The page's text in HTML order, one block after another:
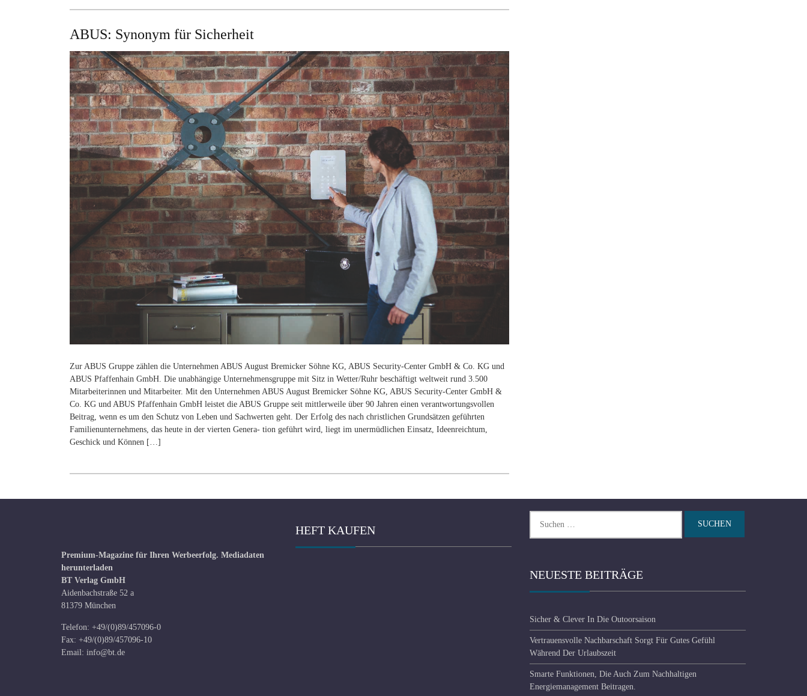
ABUS: Synonym für Sicherheit
Zur ABUS Gruppe zählen die Unternehmen ABUS August Bremicker Söhne KG, ABUS Security-Center GmbH & Co. KG und
ABUS Pfaffenhain GmbH. Die unabhängige Unternehmensgruppe mit Sitz in Wetter/Ruhr beschäftigt weltweit rund 3.500
Mitarbeiterinnen und Mitarbeiter. Mit den Unternehmen ABUS August Bremicker Söhne KG, ABUS Security-Center GmbH &
Co. KG und ABUS Pfaffenhain GmbH leistet die ABUS Gruppe seit mittlerweile über 90 Jahren einen verantwortungsvollen
Beitrag, wenn es um den Schutz von Leben und Sachwerten geht. Der Erfolg des nach christlichen Grundsätzen geführten
Familienunternehmens, das heute in der vierten Genera- tion geführt wird, liegt im unermüdlichen Einsatz, Ideenreichtum,
Geschick und Können […]
Premium-Magazine für Ihren Werbeerfolg. Mediadaten
herunterladen
BT Verlag GmbH
Aidenbachstraße 52 a
81379 München
Telefon: +49/(0)89/457096-0
Fax: +49/(0)89/457096-10
Email: info@bt.de
HEFT KAUFEN
nach:
NEUESTE BEITRÄGE
Sicher & Clever In Die Outoorsaison
Vertrauensvolle Nachbarschaft Sorgt Für Gutes Gefühl
Während Der Urlaubszeit
Smarte Funktionen, Die Auch Zum Nachhaltigen
Energiemanagement Beitragen.